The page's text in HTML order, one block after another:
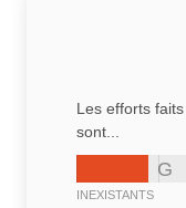
Les efforts
sont...
G
INEXISTANTS